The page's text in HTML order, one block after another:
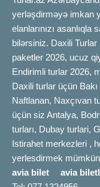
yerləşdirməyə imkan
elanlarınızı
bilərsiniz. Daxili
paketler 2026, ucuz
Endirimli turlar 2026,
Daxili turlar üçün
Naftlanan, Naxçıvan
üçün siz Antalya,
turları, Dubay turlari,
Istirahet merkezleri ,
yerlesdirmek
avia bilet
avia